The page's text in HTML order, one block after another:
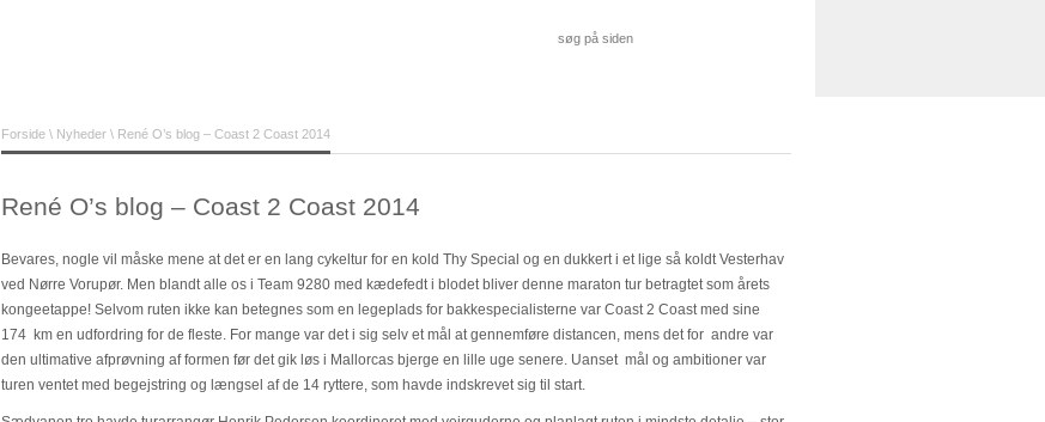
Forside \ Nyheder \ René O’s blog – Coast 2 Coast 2014
René O’s blog – Coast 2 Coast 2014
Bevares, nogle vil måske mene at det er en lang cykeltur for en kold Thy Special og en dukkert i et lige så koldt Vesterhav
ved Nørre Vorupør. Men blandt alle os i Team 9280 med kædefedt i blodet bliver denne maraton tur betragtet som årets
kongeetappe! Selvom ruten ikke kan betegnes som en legeplads for bakkespecialisterne var Coast 2 Coast med sine
174 km en udfordring for de fleste. For mange var det i sig selv et mål at gennemføre distancen, mens det for andre var
den ultimative afprøvning af formen før det gik løs i Mallorcas bjerge en lille uge senere. Uanset mål og ambitioner var
turen ventet med begejstring og længsel af de 14 ryttere, som havde indskrevet sig til start.